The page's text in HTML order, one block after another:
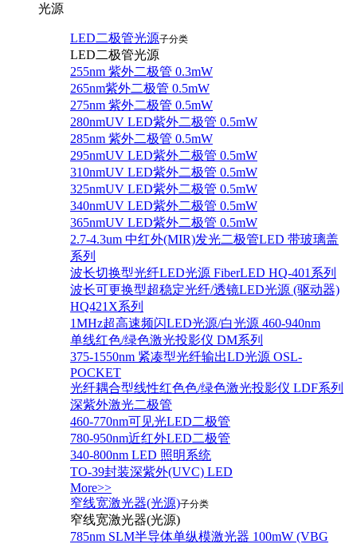
光源
LED二极管光源子分类
LED二极管光源
255nm 紫外二极管 0.3mW
265nm紫外二极管 0.5mW
275nm 紫外二极管 0.5mW
280nmUV LED紫外二极管 0.5mW
285nm 紫外二极管 0.5mW
295nmUV LED紫外二极管 0.5mW
310nmUV LED紫外二极管 0.5mW
325nmUV LED紫外二极管 0.5mW
340nmUV LED紫外二极管 0.5mW
365nmUV LED紫外二极管 0.5mW
2.7-4.3um 中红外(MIR)发光二极管LED 带玻璃盖
系列
波长切换型光纤LED光源 FiberLED HQ-401系列
波长可更换型超稳定光纤/透镜LED光源 (驱动器)
HQ421X系列
1MHz超高速频闪LED光源/白光源 460-940nm
单线红色/绿色激光投影仪 DM系列
375-1550nm 紧凑型光纤输出LD光源 OSL-
POCKET
光纤耦合型线性红色色/绿色激光投影仪 LDF系列
深紫外激光二极管
460-770nm可见光LED二极管
780-950nm近红外LED二极管
340-800nm LED 照明系统
TO-39封装深紫外(UVC) LED
More>>
窄线宽激光器(光源)子分类
窄线宽激光器(光源)
785nm SLM半导体单纵模激光器 100mW (VBG